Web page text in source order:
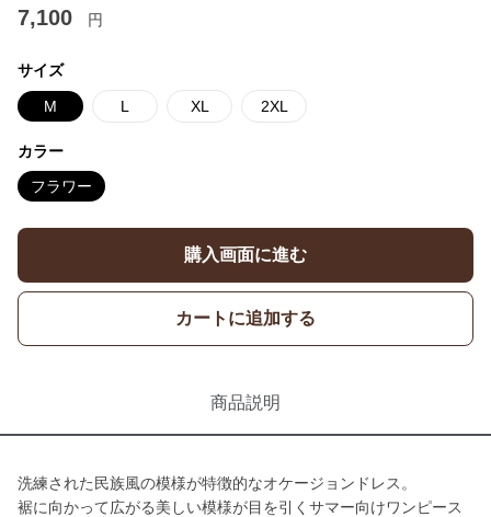
7,100 円
サイズ
M L XL 2XL
カラー
フラワー
購入画面に進む
カートに追加する
商品説明
洗練された民族風の模様が特徴的なオケージョンドレス。
裾に向かって広がる美しい模様が目を引くサマー向けワンピース